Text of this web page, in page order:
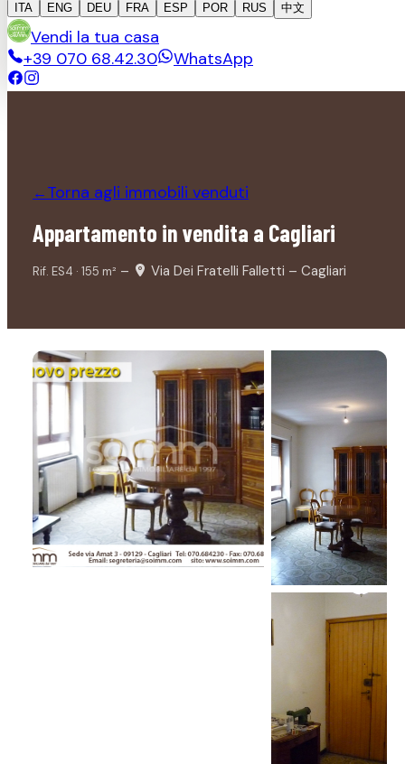
ITA ENG DEU FRA ESP POR RUS 中文
Vendi la tua casa
+39 070 68.42.30
WhatsApp
←Torna agli immobili venduti
Appartamento in vendita a Cagliari
Rif. ES4 · 155 m² – Via Dei Fratelli Falletti – Cagliari